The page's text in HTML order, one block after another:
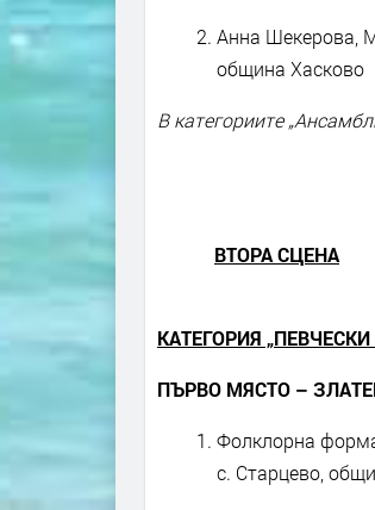
Анна Шекерова,
община Хасково
В категориите
ВТОРА СЦЕНА
КАТЕГОРИЯ „ПЕВЧЕСКИ
ПЪРВО МЯСТО –
Фолклорна
с. Старцево,